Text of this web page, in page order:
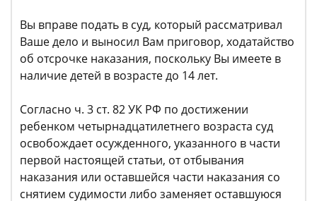
Вы вправе подать в суд, который рассматривал
Ваше дело и выносил Вам приговор, ходатайство
об отсрочке наказания, поскольку Вы имеете в
наличие детей в возрасте до 14 лет.
Согласно ч. 3 ст. 82 УК РФ по достижении
ребенком четырнадцатилетнего возраста суд
освобождает осужденного, указанного в части
первой настоящей статьи, от отбывания
наказания или оставшейся части наказания со
снятием судимости либо заменяет оставшуюся